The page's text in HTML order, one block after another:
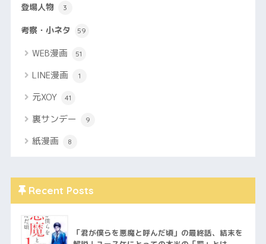
登場人物 3
考察・小ネタ 59
WEB漫画 51
LINE漫画 1
元XOY 41
裏サンデー 9
紙漫画 8
Recent Posts
「君が僕らを悪魔と呼んだ頃」の最終話、結末を